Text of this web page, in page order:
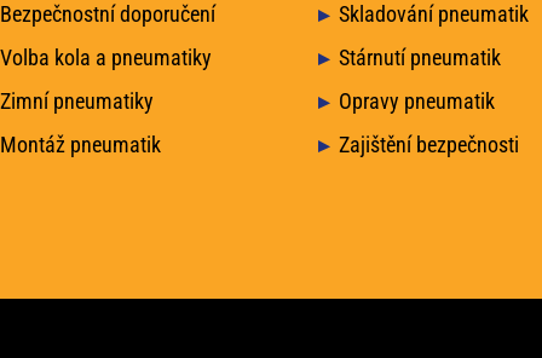
Bezpečnostní doporučení
Skladování pneumatik
Volba kola a pneumatiky
Stárnutí pneumatik
Zimní pneumatiky
Opravy pneumatik
Montáž pneumatik
Zajištění bezpečnosti